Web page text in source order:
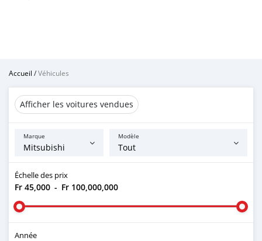
Accueil /Véhicules
Afficher les voitures vendues
Marque Modèle
Échelle des prix
Fr 45,000 - Fr 100,000,000
Année